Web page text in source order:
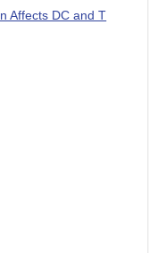
Affects DC and T